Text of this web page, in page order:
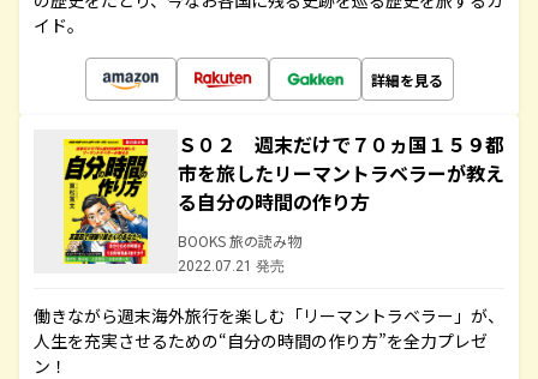
イド。
詳細を見る
Ｓ０２ 週末だけで７０ヵ国１５９都
市を旅したリーマントラベラーが教え
る自分の時間の作り方
BOOKS 旅の読み物
2022.07.21 発売
働きながら週末海外旅行を楽しむ「リーマントラベラー」が、
人生を充実させるための“自分の時間の作り方”を全力プレゼ
ン！